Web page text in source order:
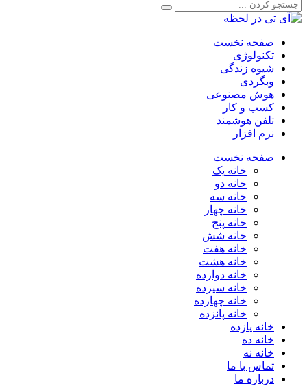
صفحه نخست
تکنولوژی
شیوه زندگی
وبگردی
هوش مصنوعی
کسب و کار
تلفن هوشمند
نرم افزار
صفحه نخست
خانه یک
خانه دو
خانه سه
خانه چهار
خانه پنج
خانه شش
خانه هفت
خانه هشت
خانه دوازده
خانه سیزده
خانه چهارده
خانه پانزده
خانه یازده
خانه ده
خانه نه
تماس با ما
درباره ما